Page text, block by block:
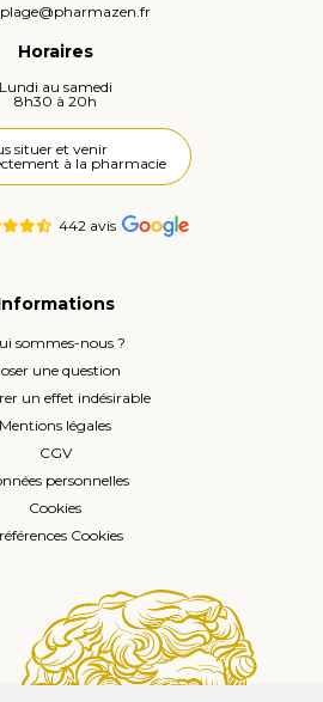
@pharmazen.fr
Horaires
Lundi au samedi
8h30 à 20h
situer et venir
à la pharmacie
442 avis
sommes-nous ?
une question
un effet indésirable
Mentions légales
CGV
personnelles
Cookies
Cookies